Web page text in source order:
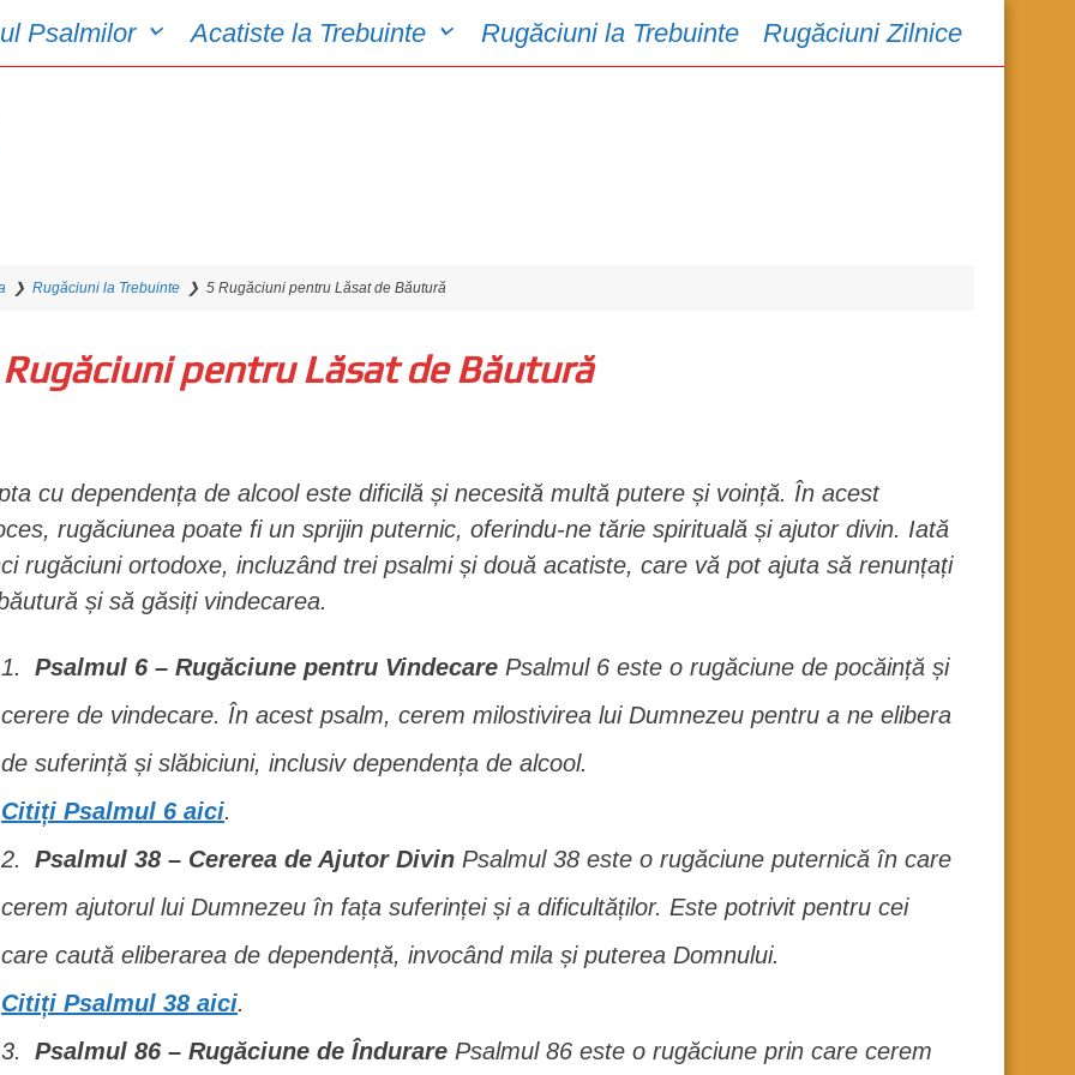
Psalmilor Acatiste la Trebuinte Rugăciuni la Trebuinte Rugăciuni Zilnice
❯Rugăciuni la Trebuinte ❯5 Rugăciuni pentru Lăsat de Băutură
pentru Lăsat de Băutură
cu dependența de alcool este dificilă și necesită multă putere și voință. În acest
rugăciunea poate fi un sprijin puternic, oferindu-ne tărie spirituală și ajutor divin. Iată
rugăciuni ortodoxe, incluzând trei psalmi și două acatiste, care vă pot ajuta să renunțați
și să găsiți vindecarea.
Psalmul 6 – Rugăciune pentru Vindecare Psalmul 6 este o rugăciune de pocăință și
cerere de vindecare. În acest psalm, cerem milostivirea lui Dumnezeu pentru a ne elibera
de suferință și slăbiciuni, inclusiv dependența de alcool.
Citiți Psalmul 6 aici.
Psalmul 38 – Cererea de Ajutor Divin Psalmul 38 este o rugăciune puternică în care
cerem ajutorul lui Dumnezeu în fața suferinței și a dificultăților. Este potrivit pentru cei
care caută eliberarea de dependență, invocând mila și puterea Domnului.
Citiți Psalmul 38 aici.
Psalmul 86 – Rugăciune de Îndurare Psalmul 86 este o rugăciune prin care cerem